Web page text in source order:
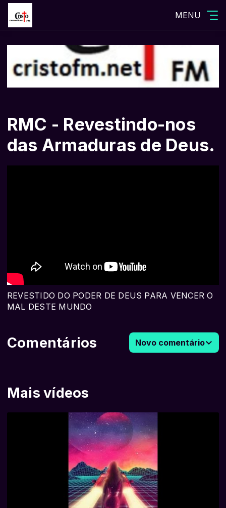
MENU
RMC - Revestindo-nos
das Armaduras de Deus.
Mais vídeos
REVESTIDO DO PODER DE DEUS PARA VENCER O
MAL DESTE MUNDO
Comentários Novo comentário